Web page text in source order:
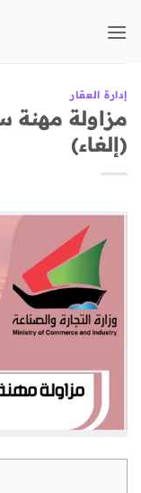
للمحتوى
إدارة العقار
مزاولة مهنة
(إلغاء)